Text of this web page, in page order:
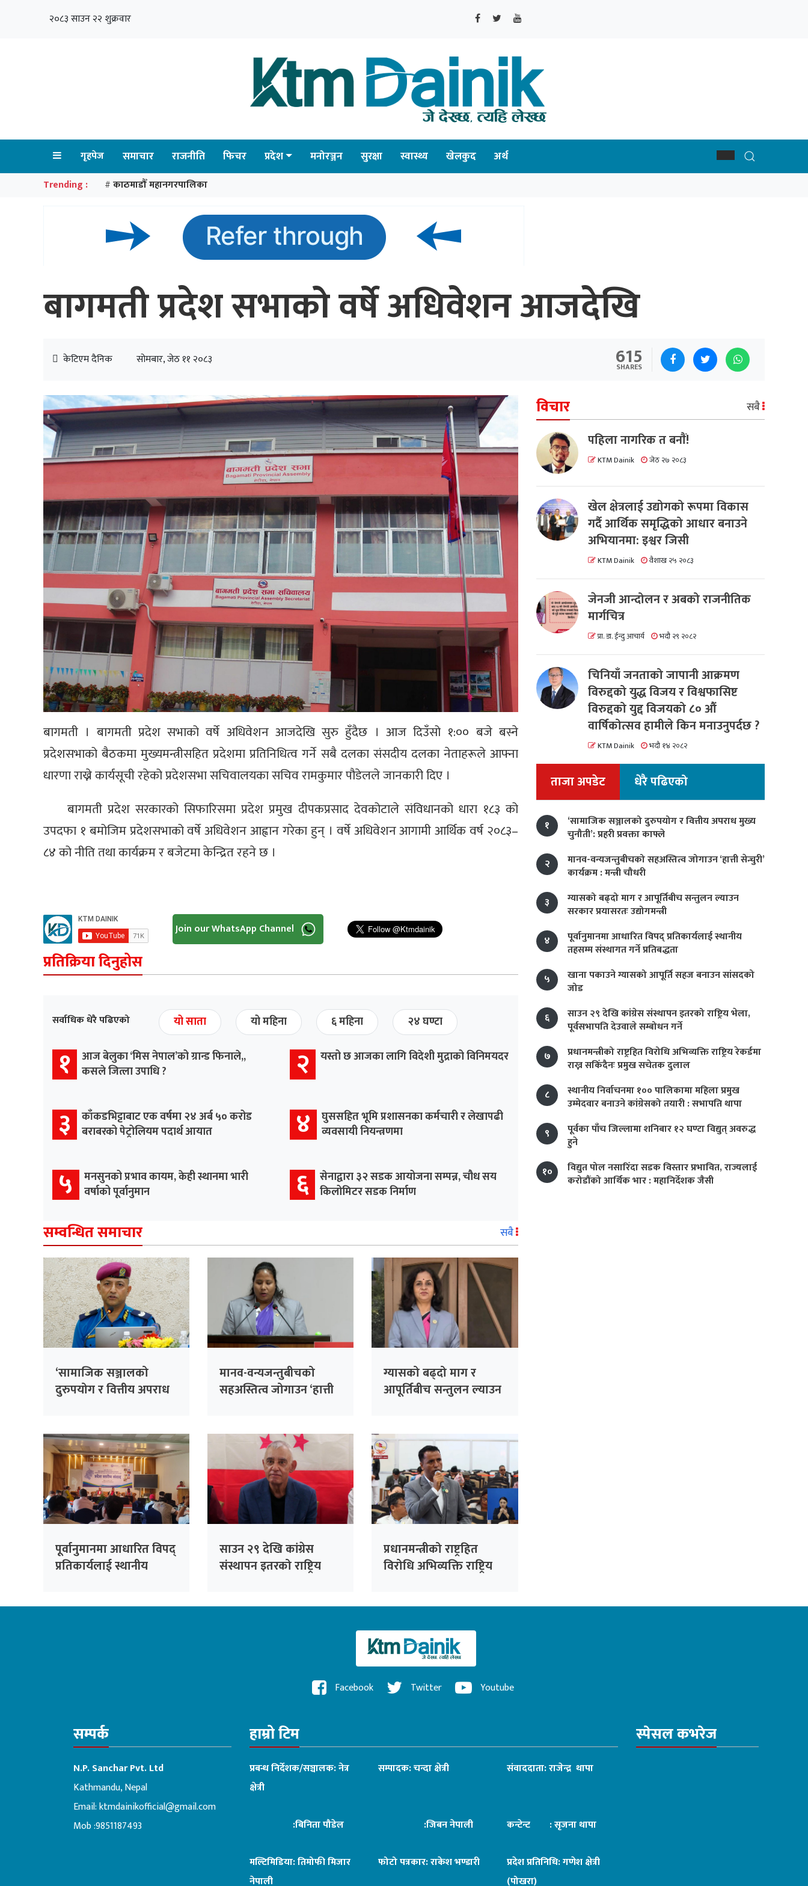
२०८३ साउन २२ शुक्रवार
गृहपेज समाचार राजनीति फिचर प्रदेश मनोरञ्जन सुरक्षा स्वास्थ्य खेलकुद अर्थ
Trending : # काठमाडौँ महानगरपालिका
बागमती प्रदेश सभाको वर्षे अधिवेशन आजदेखि
केटिएम दैनिक सोमबार, जेठ ११ २०८३ 615
SHARES
बागमती । बागमती प्रदेश सभाको वर्षे अधिवेशन आजदेखि सुरु हुँदैछ । आज दिउँसो १:०० बजे बस्ने
प्रदेशसभाको बैठकमा मुख्यमन्त्रीसहित प्रदेशमा प्रतिनिधित्व गर्ने सबै दलका संसदीय दलका नेताहरूले आफ्ना
धारणा राख्ने कार्यसूची रहेको प्रदेशसभा सचिवालयका सचिव रामकुमार पौडेलले जानकारी दिए ।
बागमती प्रदेश सरकारको सिफारिसमा प्रदेश प्रमुख दीपकप्रसाद देवकोटाले संविधानको धारा १८३ को
उपदफा १ बमोजिम प्रदेशसभाको वर्षे अधिवेशन आह्वान गरेका हुन् । वर्षे अधिवेशन आगामी आर्थिक वर्ष २०८३–
८४ को नीति तथा कार्यक्रम र बजेटमा केन्द्रित रहने छ ।
Join our WhatsApp Channel
प्रतिक्रिया दिनुहोस
सर्वाधिक धेरै पढिएको यो साता यो महिना ६ महिना २४ घण्टा
१
आज बेलुका ‘मिस नेपाल’को ग्रान्ड फिनाले,,
कसले जित्ला उपाधि ?
२ यस्तो छ आजका लागि विदेशी मुद्राको विनिमयदर
३
काँकडभिट्टाबाट एक वर्षमा २४ अर्ब ५० करोड
बराबरको पेट्रोलियम पदार्थ आयात
४
घुससहित भूमि प्रशासनका कर्मचारी र लेखापढी
व्यवसायी नियन्त्रणमा
५
मनसुनको प्रभाव कायम, केही स्थानमा भारी
वर्षाको पूर्वानुमान
६ सेनाद्वारा ३२ सडक आयोजना सम्पन्न, चौध सय
किलोमिटर सडक निर्माण
सम्वन्धित समाचार सबै
‘सामाजिक सञ्जालको
दुरुपयोग र वित्तीय अपराध
मानव-वन्यजन्तुबीचको
सहअस्तित्व जोगाउन ‘हात्ती
ग्यासको बढ्दो माग र
आपूर्तिबीच सन्तुलन ल्याउन
पूर्वानुमानमा आधारित विपद्
प्रतिकार्यलाई स्थानीय
साउन २९ देखि कांग्रेस
संस्थापन इतरको राष्ट्रिय
प्रधानमन्त्रीको राष्ट्रहित
विरोधि अभिव्यक्ति राष्ट्रिय
विचार सबै
पहिला नागरिक त बनाैं!
KTM Dainik जेठ २७ २०८३
खेल क्षेत्रलाई उद्योगको रूपमा विकास
गर्दै आर्थिक समृद्धिको आधार बनाउने
अभियानमा: इश्वर जिसी
KTM Dainik वैशाख २५ २०८३
जेनजी आन्दोलन र अबको राजनीतिक
मार्गचित्र
प्रा. डा. ईन्दु आचार्य भदौ २९ २०८२
चिनियाँ जनताको जापानी आक्रमण
विरुद्दको युद्ध विजय र विश्वफासिष्ट
विरुद्दको युद्द विजयको ८० औं
वार्षिकोत्सव हामीले किन मनाउनुपर्दछ ?
KTM Dainik भदौ १४ २०८२
ताजा अपडेट धेरै पढिएको
१
‘सामाजिक सञ्जालको दुरुपयोग र वित्तीय अपराध मुख्य
चुनौती’: प्रहरी प्रवक्ता काफ्ले
२
मानव-वन्यजन्तुबीचको सहअस्तित्व जोगाउन ‘हात्ती सेन्चुरी’
कार्यक्रम : मन्त्री चौधरी
३
ग्यासको बढ्दो माग र आपूर्तिबीच सन्तुलन ल्याउन
सरकार प्रयासरतः उद्योगमन्त्री
४
पूर्वानुमानमा आधारित विपद् प्रतिकार्यलाई स्थानीय
तहसम्म संस्थागत गर्ने प्रतिबद्धता
५
खाना पकाउने ग्यासको आपूर्ति सहज बनाउन सांसदको
जोड
६
साउन २९ देखि कांग्रेस संस्थापन इतरको राष्ट्रिय भेला,
पूर्वसभापति देउवाले सम्बोधन गर्ने
७
प्रधानमन्त्रीको राष्ट्रहित विरोधि अभिव्यक्ति राष्ट्रिय रेकर्डमा
राख्न सकिँदैनः प्रमुख सचेतक दुलाल
८
स्थानीय निर्वाचनमा १०० पालिकामा महिला प्रमुख
उम्मेदवार बनाउने कांग्रेसको तयारी : सभापति थापा
९
पूर्वका पाँच जिल्लामा शनिबार १२ घण्टा विद्युत् अवरुद्ध
हुने
१०
विद्युत पोल नसारिँदा सडक विस्तार प्रभावित, राज्यलाई
करोडौंको आर्थिक भार : महानिर्देशक जैसी
Facebook Twitter Youtube
सम्पर्क
N.P. Sanchar Pvt. Ltd
Kathmandu, Nepal
Email:ktmdainikofficial@gmail.com
Mob :9851187493
हाम्रो टिम
प्रबन्ध निर्देशक/सञ्चालक: नेत्र
क्षेत्री
सम्पादक: चन्दा क्षेत्री संवाददाता: राजेन्द्र थापा
:बिनिता पौडेल :जिबन नेपाली कन्टेन्ट : सृजना थापा
मल्टिमिडिया: तिमोफी मिजार
नेपाली
फोटो पत्रकार: राकेश भण्डारी
प्रदेश प्रतिनिधि: गणेश क्षेत्री
(पोखरा)
स्पेसल कभरेज